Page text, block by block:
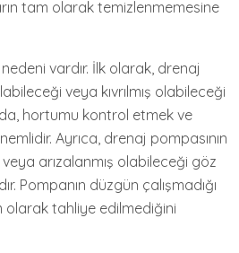
tam olarak temizlenmemesine
vardır. İlk olarak, drenaj
veya kıvrılmış olabileceği
hortumu kontrol etmek ve
Ayrıca, drenaj pompasının
arızalanmış olabileceği göz
Pompanın düzgün çalışmadığı
tahliye edilmediğini